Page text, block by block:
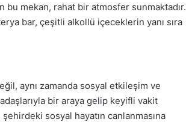
mekan, rahat bir atmosfer sunmaktadır.
bar, çeşitli alkollü içeceklerin yanı sıra
aynı zamanda sosyal etkileşim ve
bir araya gelip keyifli vakit
sosyal hayatın canlanmasına